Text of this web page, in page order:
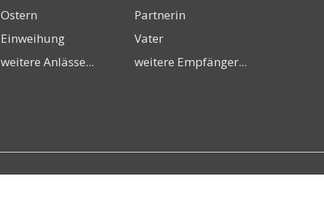
Ostern
Einweihung
weitere Anlässe...
Partnerin
Vater
weitere Empfänger...